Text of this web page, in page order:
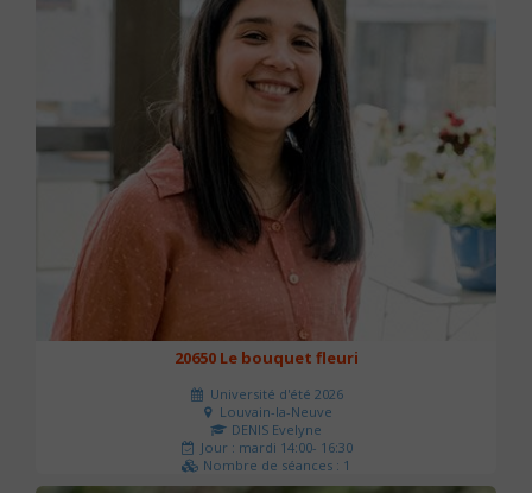
20650 Le bouquet fleuri
Université d'été 2026
Louvain-la-Neuve
DENIS Evelyne
Jour : mardi 14:00- 16:30
Nombre de séances : 1
60 €